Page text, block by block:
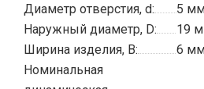
Диаметр отверстия, d:
5
Наружный диаметр, D:
19
Ширина изделия, B:
6
Номинальная